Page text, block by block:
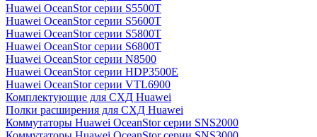
Huawei OceanStor серии S5500T
Huawei OceanStor серии S5600T
Huawei OceanStor серии S5800T
Huawei OceanStor серии S6800T
Huawei OceanStor серии N8500
Huawei OceanStor серии HDP3500E
Huawei OceanStor серии VTL6900
Комплектующие для СХД Huawei
Полки расширения для СХД Huawei
Коммутаторы Huawei OceanStor серии SNS2000